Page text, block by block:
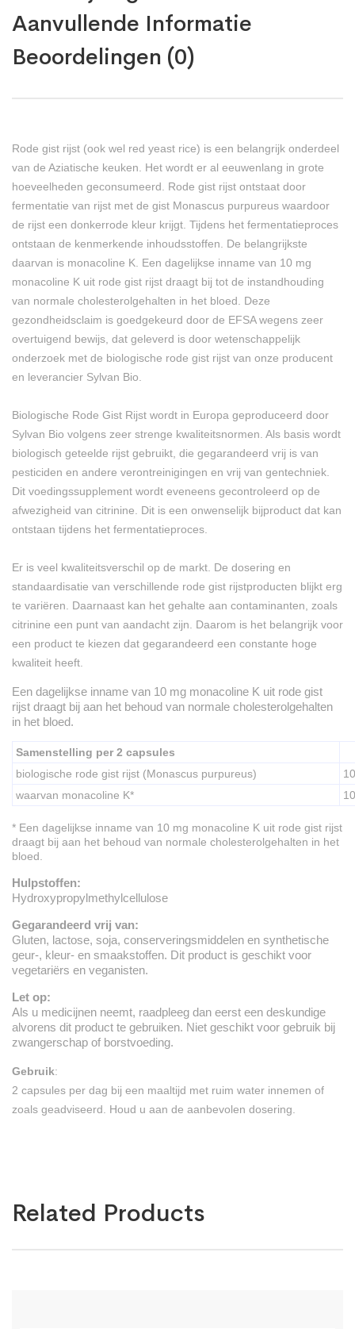
Aanvullende Informatie
Beoordelingen (0)
Rode gist rijst (ook wel red yeast rice) is een belangrijk onderdeel
van de Aziatische keuken. Het wordt er al eeuwenlang in grote
hoeveelheden geconsumeerd. Rode gist rijst ontstaat door
fermentatie van rijst met de gist Monascus purpureus waardoor
de rijst een donkerrode kleur krijgt. Tijdens het fermentatieproces
ontstaan de kenmerkende inhoudsstoffen. De belangrijkste
daarvan is monacoline K. Een dagelijkse inname van 10 mg
monacoline K uit rode gist rijst draagt bij tot de instandhouding
van normale cholesterolgehalten in het bloed. Deze
gezondheidsclaim is goedgekeurd door de EFSA wegens zeer
overtuigend bewijs, dat geleverd is door wetenschappelijk
onderzoek met de biologische rode gist rijst van onze producent
en leverancier Sylvan Bio.
Biologische Rode Gist Rijst wordt in Europa geproduceerd door
Sylvan Bio volgens zeer strenge kwaliteitsnormen. Als basis wordt
biologisch geteelde rijst gebruikt, die gegarandeerd vrij is van
pesticiden en andere verontreinigingen en vrij van gentechniek.
Dit voedingssupplement wordt eveneens gecontroleerd op de
afwezigheid van citrinine. Dit is een onwenselijk bijproduct dat kan
ontstaan tijdens het fermentatieproces.
Er is veel kwaliteitsverschil op de markt. De dosering en
standaardisatie van verschillende rode gist rijstproducten blijkt erg
te variëren. Daarnaast kan het gehalte aan contaminanten, zoals
citrinine een punt van aandacht zijn. Daarom is het belangrijk voor
een product te kiezen dat gegarandeerd een constante hoge
kwaliteit heeft.
Een dagelijkse inname van 10 mg monacoline K uit rode gist
rijst draagt bij aan het behoud van normale cholesterolgehalten
in het bloed.
Samenstelling per 2 capsules
biologische rode gist rijst (Monascus purpureus)
waarvan monacoline K*
* Een dagelijkse inname van 10 mg monacoline K uit rode gist rijst
draagt bij aan het behoud van normale cholesterolgehalten in het
bloed.
Hulpstoffen:
Hydroxypropylmethylcellulose
Gegarandeerd vrij van:
Gluten, lactose, soja, conserveringsmiddelen en synthetische
geur-, kleur- en smaakstoffen. Dit product is geschikt voor
vegetariërs en veganisten.
Let op:
Als u medicijnen neemt, raadpleeg dan eerst een deskundige
alvorens dit product te gebruiken. Niet geschikt voor gebruik bij
zwangerschap of borstvoeding.
Gebruik:
2 capsules per dag bij een maaltijd met ruim water innemen of
zoals geadviseerd. Houd u aan de aanbevolen dosering.
Related Products